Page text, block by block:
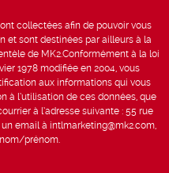
collectées afin de pouvoir vous
et sont destinées par ailleurs à la
de MK2.Conformément à la loi
1978 modifiée en 2004, vous
aux informations qui vous
à l’utilisation de ces données, que
à l’adresse suivante : 55 rue
email à intlmarketing@mk2.com,
prénom.